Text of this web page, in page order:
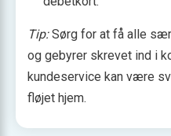
Tip:Sørg for at få alle
og gebyrer skrevet ind i
kundeservice kan være
fløjet hjem.